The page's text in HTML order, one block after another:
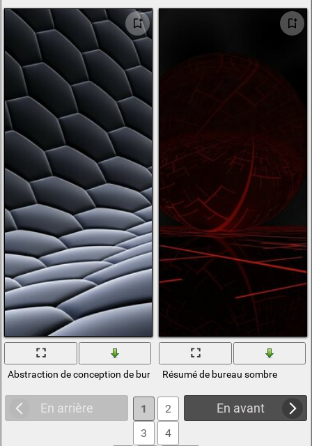
Abstraction de conception de bureauRésumé de bureau sombre
En arrière En avant
1
2
3
4